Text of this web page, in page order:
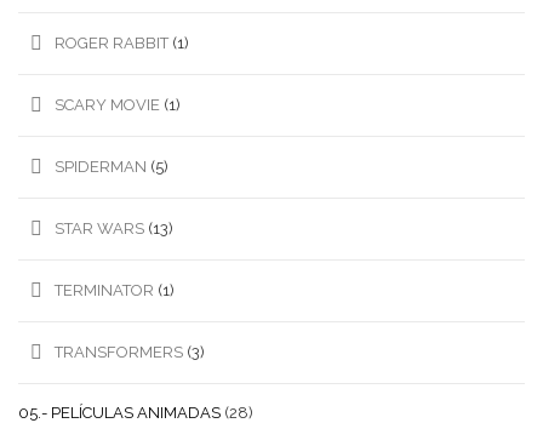
ROGER RABBIT (1)
SCARY MOVIE (1)
SPIDERMAN (5)
STAR WARS (13)
TERMINATOR (1)
TRANSFORMERS (3)
05.- PELÍCULAS ANIMADAS (28)